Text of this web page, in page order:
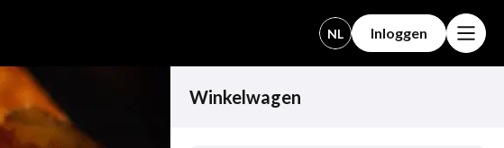
NL Inloggen
Winkelwagen